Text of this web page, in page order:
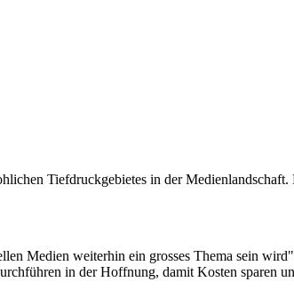
Tiefdruckgebietes in der
Medien weiterhin ein grosses Thema sein
in der Hoffnung, damit Kosten sparen